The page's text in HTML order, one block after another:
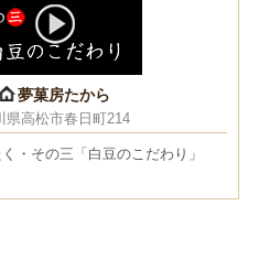
夢菓房たから
県高松市春日町214
・その三「白豆のこだわり」